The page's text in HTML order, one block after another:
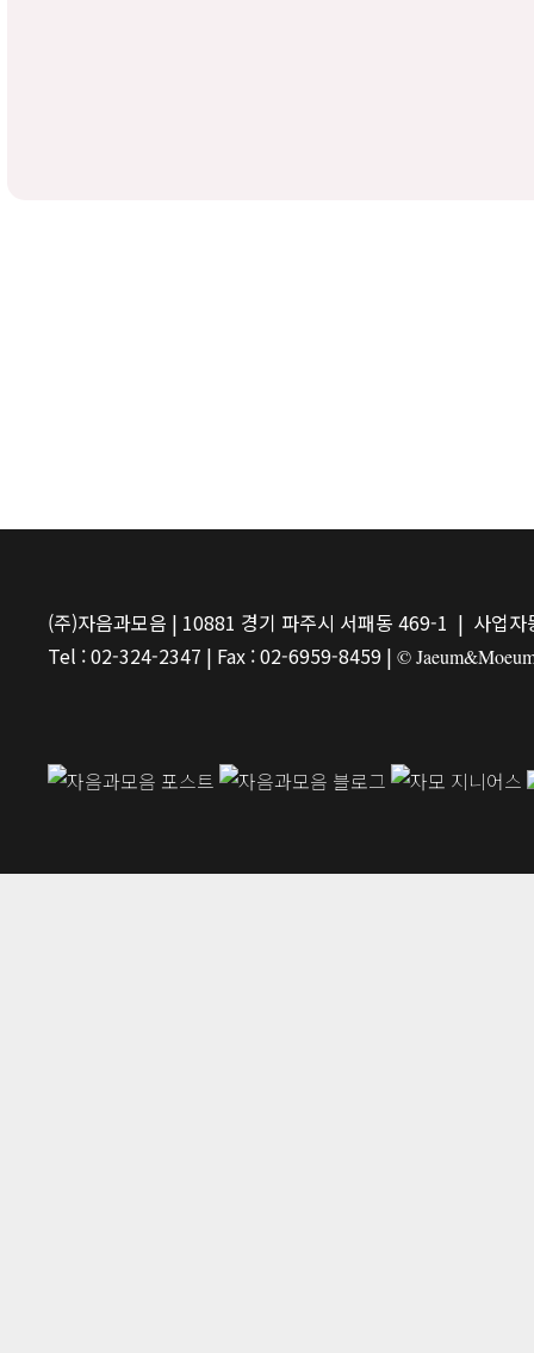
(주)자음과모음 | 10881 경기 파주시 서패동 469-1 | 사업
Tel : 02-324-2347 | Fax : 02-6959-8459 | ©